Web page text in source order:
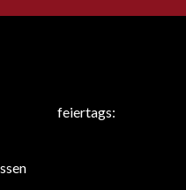
feiertags: